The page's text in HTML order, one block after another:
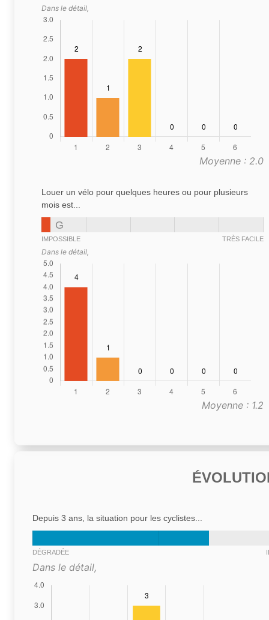
Dans le détail,
Moyenne : 2.0
Louer un vélo pour quelques heures ou pour plusieurs
mois est...
G
IMPOSSIBLE TRÈS FACILE
Dans le détail,
Moyenne : 1.2
Depuis 3 ans, la situation pour les cyclistes...
DÉGRADÉE
Dans le détail,